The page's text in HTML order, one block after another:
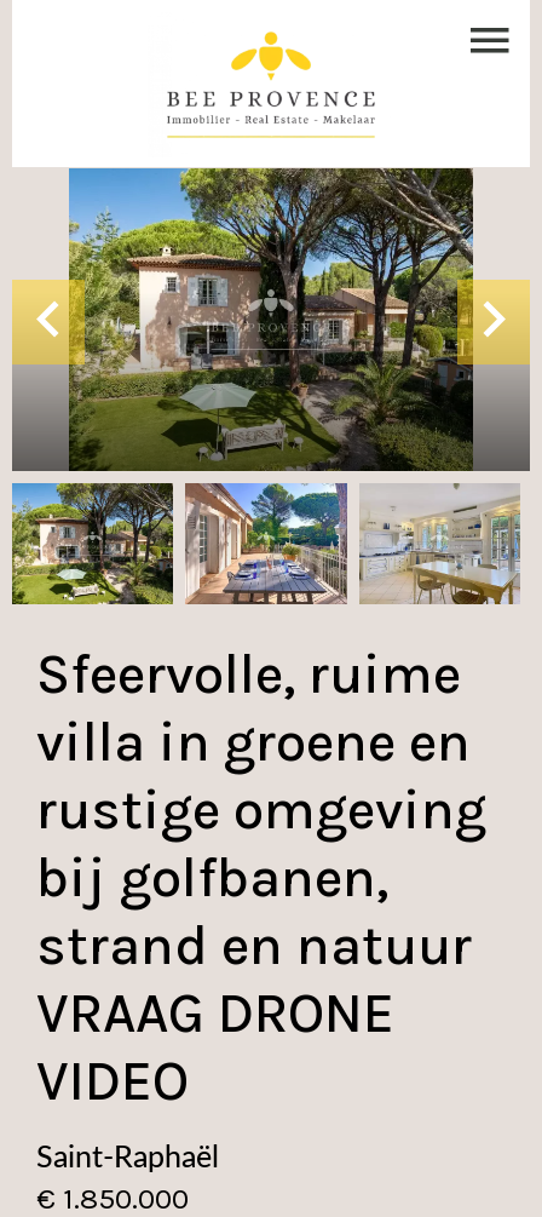
Sfeervolle, ruime
villa in groene en
rustige omgeving
bij golfbanen,
strand en natuur
VRAAG DRONE
VIDEO
Saint-Raphaël
€ 1.850.000